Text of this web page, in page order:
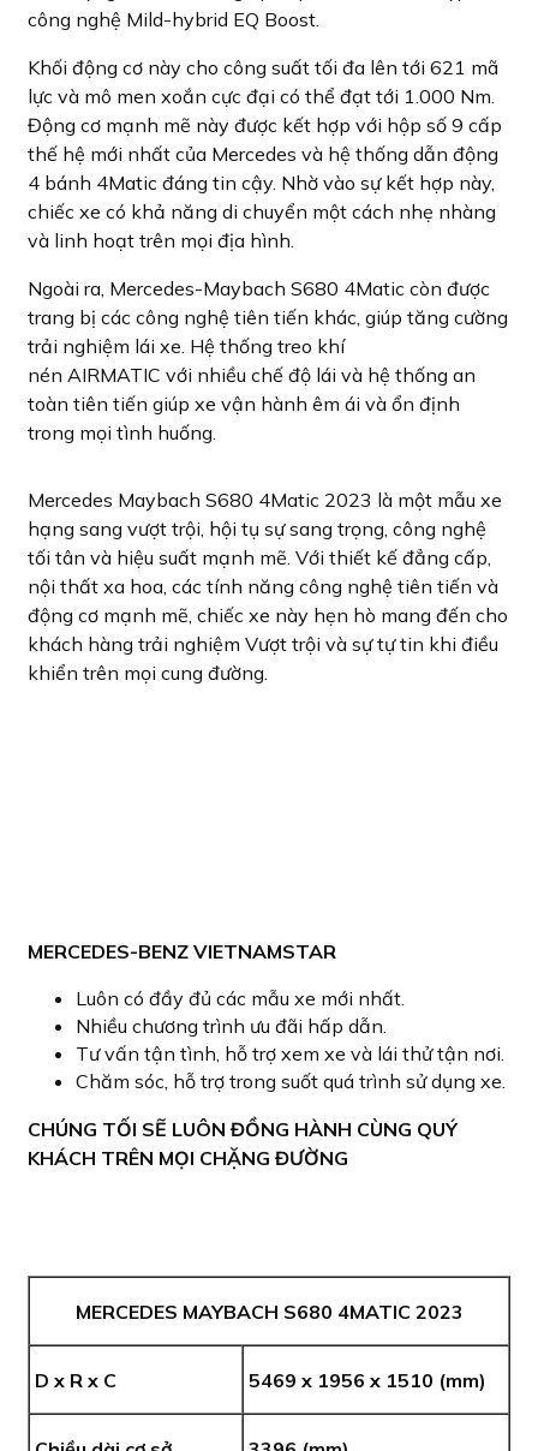
công nghệ Mild-hybrid EQ Boost.
Khối động cơ này cho công suất tối đa lên tới 621 mã
lực và mô men xoắn cực đại có thể đạt tới 1.000 Nm.
Động cơ mạnh mẽ này được kết hợp với hộp số 9 cấp
thế hệ mới nhất của Mercedes và hệ thống dẫn động
4 bánh 4Matic đáng tin cậy. Nhờ vào sự kết hợp này,
chiếc xe có khả năng di chuyển một cách nhẹ nhàng
và linh hoạt trên mọi địa hình.
Ngoài ra, Mercedes-Maybach S680 4Matic còn được
trang bị các công nghệ tiên tiến khác, giúp tăng cường
trải nghiệm lái xe. Hệ thống treo khí
nén AIRMATIC với nhiều chế độ lái và hệ thống an
toàn tiên tiến giúp xe vận hành êm ái và ổn định
trong mọi tình huống.
Mercedes Maybach S680 4Matic 2023 là một mẫu xe
hạng sang vượt trội, hội tụ sự sang trọng, công nghệ
tối tân và hiệu suất mạnh mẽ. Với thiết kế đẳng cấp,
nội thất xa hoa, các tính năng công nghệ tiên tiến và
động cơ mạnh mẽ, chiếc xe này hẹn hò mang đến cho
khách hàng trải nghiệm Vượt trội và sự tự tin khi điều
khiển trên mọi cung đường.
MERCEDES-BENZ VIETNAMSTAR
Luôn có đầy đủ các mẫu xe mới nhất.
Nhiều chương trình ưu đãi hấp dẫn.
Tư vấn tận tình, hỗ trợ xem xe và lái thử tận nơi.
Chăm sóc, hỗ trợ trong suốt quá trình sử dụng xe.
CHÚNG TỐI SẼ LUÔN ĐỒNG HÀNH CÙNG QUÝ
KHÁCH TRÊN MỌI CHẶNG ĐƯỜNG
MERCEDES MAYBACH S680 4MATIC 2023
D x R x C 5469 x 1956 x 1510 (mm)